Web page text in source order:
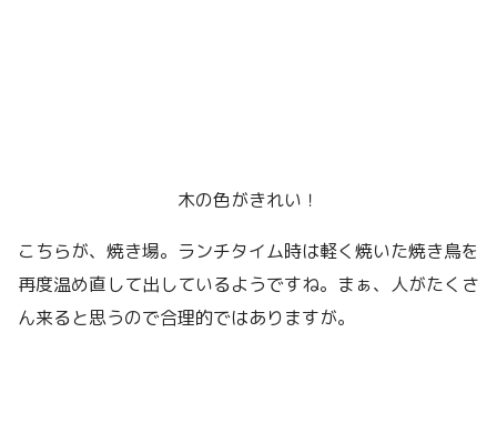
木の色がきれい！
こちらが、焼き場。ランチタイム時は軽く焼いた焼き鳥を
再度温め直して出しているようですね。まぁ、人がたくさ
ん来ると思うので合理的ではありますが。